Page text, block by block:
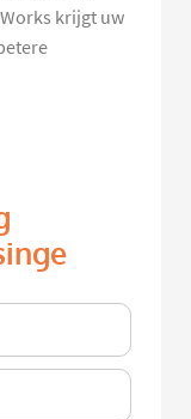
krijgt uw